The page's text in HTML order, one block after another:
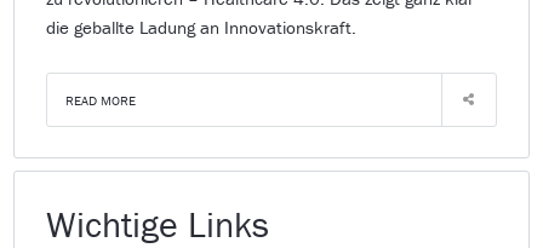
die geballte Ladung an Innovationskraft.
READ MORE
Wichtige Links